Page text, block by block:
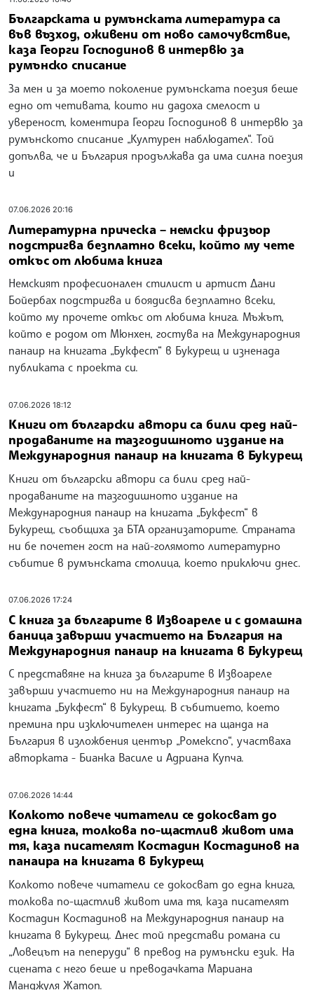
СВЪРЗАНИ НОВИНИ
12.06.2026 15:45
Културният диалог между България и
Румъния преживява красива еволюция, каза
българският писател Иван Станков в
интервю за румънско списание
Културният диалог между България и Румъния